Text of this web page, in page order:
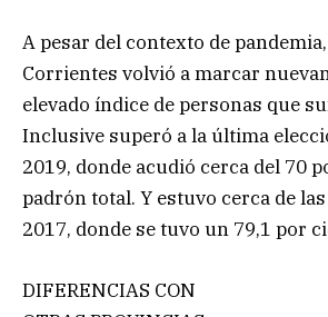
A pesar del contexto de
Corrientes volvió a marcar
elevado índice de personas que
Inclusive superó a la última
2019, donde acudió cerca del 70
padrón total. Y estuvo cerca de
2017, donde se tuvo un 79,1 por
DIFERENCIAS CON